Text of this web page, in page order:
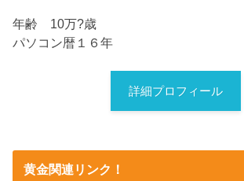
年齢 10万?歳
パソコン暦１６年
詳細プロフィール
黄金関連リンク！